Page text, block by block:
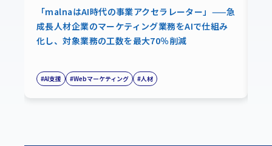
「malnaはAI時代の事業アクセラレーター」——急
成長人材企業のマーケティング業務をAIで仕組み
化し、対象業務の工数を最大70％削減
#AI支援 #Webマーケティング #人材